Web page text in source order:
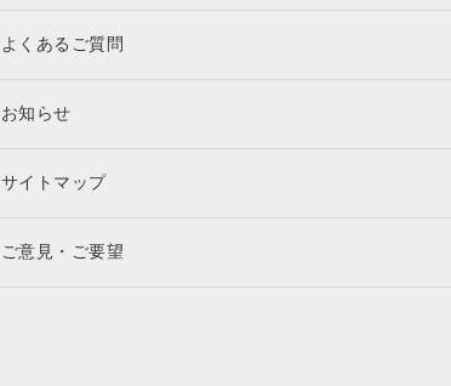
よくあるご質問
お知らせ
サイトマップ
ご意見・ご要望